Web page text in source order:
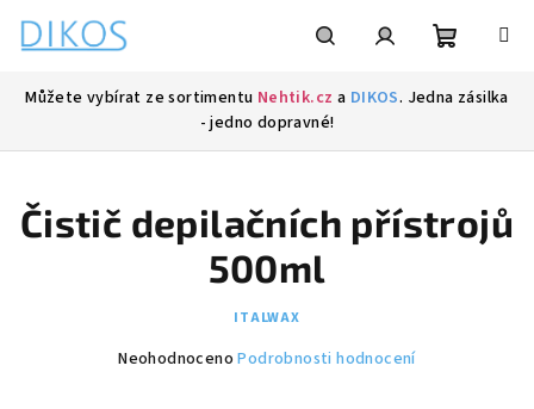
obsah
Můžete vybírat ze sortimentu Nehtik.cz a DIKOS. Jedna zásilka
- jedno dopravné!
Čistič depilačních přístrojů
500ml
ITALWAX
Průměrné
Neohodnoceno Podrobnosti hodnocení